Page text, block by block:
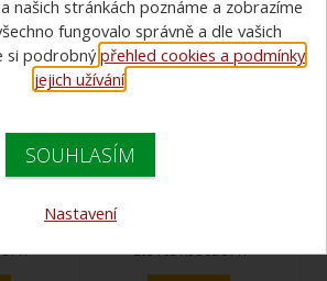
Termokamera ARGUS
Mi-TIC Rosenbauer
205 785 Kč bez DPH
našich stránkách poznáme a zobrazíme
fungovalo správně a dle vašich
si podrobnýpřehled cookies a podmínky
jejich užívání.
SOUHLASÍM
Nastavení